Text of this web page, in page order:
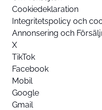
Cookiedeklaration
Integritetspolicy och
Annonsering och
X
TikTok
Facebook
Mobil
Google
Gmail